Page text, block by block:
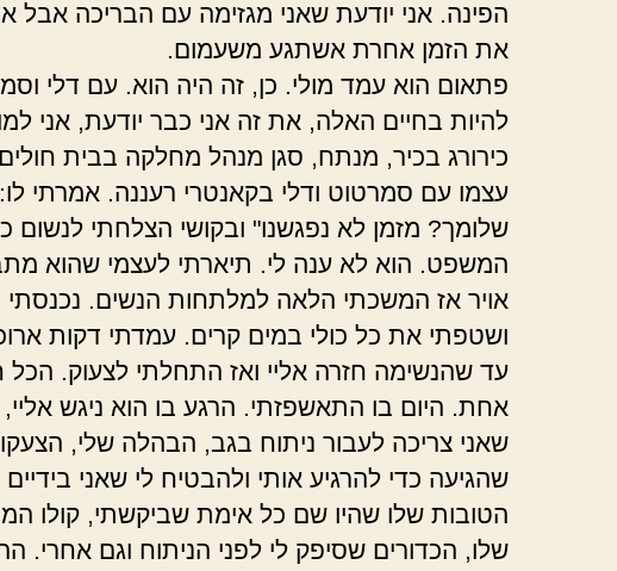
הפינה. אני יודעת שאני מגזימה עם הבריכה אבל
את הזמן אחרת אשתגע משעמום.
פתאום הוא עמד מולי. כן, זה היה הוא. עם דלי
להיות בחיים האלה, את זה אני כבר יודעת, אני
כירורג בכיר, מנתח, סגן מנהל מחלקה בבית
עצמו עם סמרטוט ודלי בקאנטרי רעננה. אמרתי
שלומך? מזמן לא נפגשנו" ובקושי הצלחתי לנשום
המשפט. הוא לא ענה לי. תיארתי לעצמי שהוא
אויר אז המשכתי הלאה למלתחות הנשים.
ושטפתי את כל כולי במים קרים. עמדתי דקות
עד שהנשימה חזרה אליי ואז התחלתי לצעוק. הכל
אחת. היום בו התאשפזתי. הרגע בו הוא ניגש אליי,
שאני צריכה לעבור ניתוח בגב, הבהלה שלי,
שהגיעה כדי להרגיע אותי ולהבטיח לי שאני בידיים
הטובות שלו שהיו שם כל אימת שביקשתי, קולו
שלו, הכדורים שסיפק לי לפני הניתוח וגם אחרי.